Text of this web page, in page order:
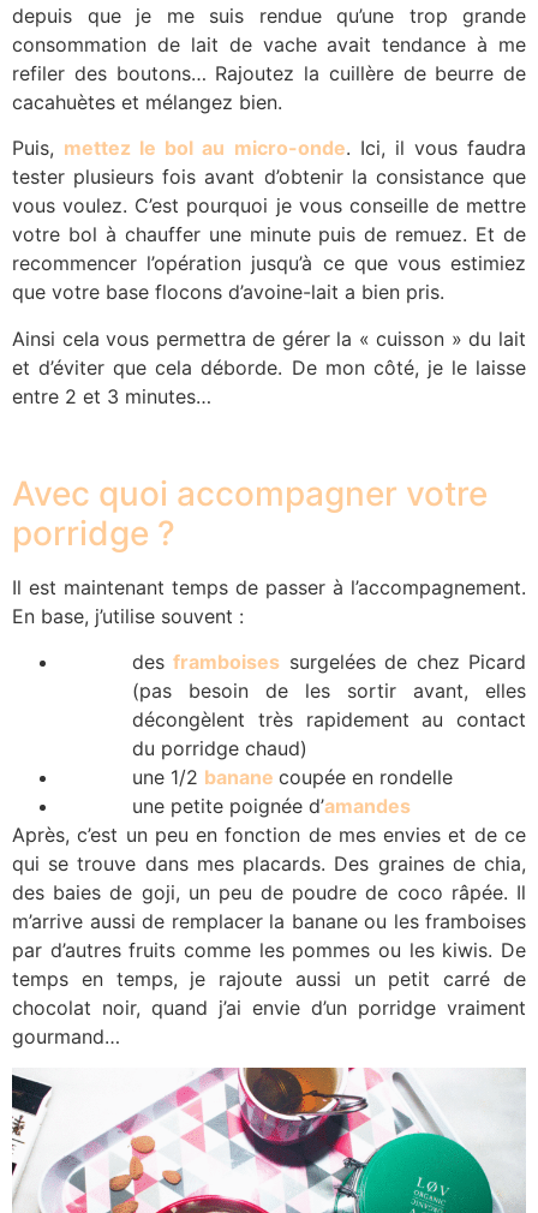
depuis que je me suis rendue qu’une trop grande
consommation de lait de vache avait tendance à me
refiler des boutons… Rajoutez la cuillère de beurre de
cacahuètes et mélangez bien.
Puis, mettez le bol au micro-onde. Ici, il vous faudra
tester plusieurs fois avant d’obtenir la consistance que
vous voulez. C’est pourquoi je vous conseille de mettre
votre bol à chauffer une minute puis de remuez. Et de
recommencer l’opération jusqu’à ce que vous estimiez
que votre base flocons d’avoine-lait a bien pris.
Ainsi cela vous permettra de gérer la « cuisson » du lait
et d’éviter que cela déborde. De mon côté, je le laisse
entre 2 et 3 minutes…
Avec quoi accompagner votre
porridge ?
Il est maintenant temps de passer à l’accompagnement.
En base, j’utilise souvent :
desframboises surgelées de chez Picard
(pas besoin de les sortir avant, elles
décongèlent très rapidement au contact
du porridge chaud)
une 1/2 banane coupée en rondelle
une petite poignée d’amandes
Après, c’est un peu en fonction de mes envies et de ce
qui se trouve dans mes placards. Des graines de chia,
des baies de goji, un peu de poudre de coco râpée. Il
m’arrive aussi de remplacer la banane ou les framboises
par d’autres fruits comme les pommes ou les kiwis. De
temps en temps, je rajoute aussi un petit carré de
chocolat noir, quand j’ai envie d’un porridge vraiment
gourmand…